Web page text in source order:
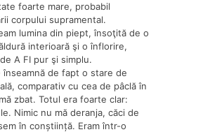
foarte mare, probabil
corpului supramental.
lumina din piept, însoţită de o
interioară şi o înflorire,
A FI pur şi simplu.
de fapt o stare de
comparativ cu cea de pâclă în
zbat. Totul era foarte clar:
Nimic nu mă deranja, căci de
în conștiință. Eram într-o